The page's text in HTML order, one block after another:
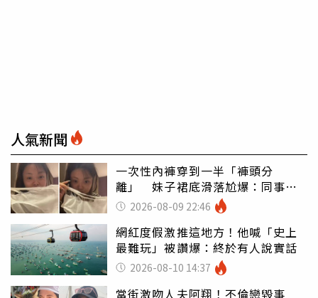
人氣新聞
一次性內褲穿到一半「褲頭分
離」 妹子裙底滑落尬爆：同事全
看光2026-08-09 22:46
網紅度假激推這地方！他喊「史上
最難玩」被讚爆：終於有人說實話
2026-08-10 14:37
當街激吻人夫阿翔！不倫戀毀事